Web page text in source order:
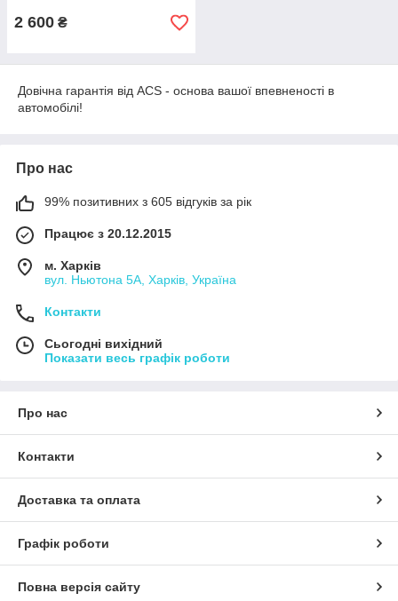
2 600 ₴
Довічна гарантія від ACS - основа вашої впевненості в
автомобілі!
Про нас
99% позитивних з 605 відгуків за рік
Працює з 20.12.2015
м. Харків
вул. Ньютона 5А, Харків, Україна
Контакти
Сьогодні вихідний
Показати весь графік роботи
Про нас
Контакти
Доставка та оплата
Графік роботи
Повна версія сайту